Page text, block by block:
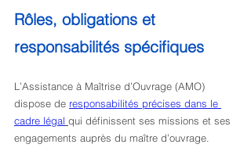
Rôles, obligations et
responsabilités spécifiques
L’Assistance à Maîtrise d’Ouvrage (AMO)
dispose de responsabilités précises dans le
cadre légal qui définissent ses missions et ses
engagements auprès du maître d’ouvrage.